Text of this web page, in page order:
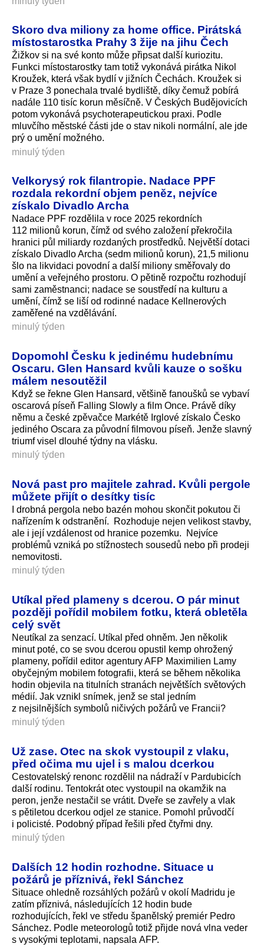
Skoro dva miliony za home office. Pirátská
místostarostka Prahy 3 žije na jihu Čech
Žižkov si na své konto může připsat další kuriozitu.
Funkci místostarostky tam totiž vykonává pirátka Nikol
Kroužek, která však bydlí v jižních Čechách. Kroužek si
v Praze 3 ponechala trvalé bydliště, díky čemuž pobírá
nadále 110 tisíc korun měsíčně. V Českých Budějovicích
potom vykonává psychoterapeutickou praxi. Podle
mluvčího městské části jde o stav nikoli normální, ale jde
prý o umění možného.
minulý týden
Velkorysý rok filantropie. Nadace PPF
rozdala rekordní objem peněz, nejvíce
získalo Divadlo Archa
Nadace PPF rozdělila v roce 2025 rekordních
112 milionů korun, čímž od svého založení překročila
hranici půl miliardy rozdaných prostředků. Největší dotaci
získalo Divadlo Archa (sedm milionů korun), 21,5 milionu
šlo na likvidaci povodní a další miliony směřovaly do
umění a veřejného prostoru. O pětině rozpočtu rozhodují
sami zaměstnanci; nadace se soustředí na kulturu a
umění, čímž se liší od rodinné nadace Kellnerových
zaměřené na vzdělávání.
minulý týden
Dopomohl Česku k jedinému hudebnímu
Oscaru. Glen Hansard kvůli kauze o sošku
málem nesoutěžil
Když se řekne Glen Hansard, většině fanoušků se vybaví
oscarová píseň Falling Slowly a film Once. Právě díky
němu a české zpěvačce Markétě Irglové získalo Česko
jediného Oscara za původní filmovou píseň. Jenže slavný
triumf visel dlouhé týdny na vlásku.
minulý týden
Nová past pro majitele zahrad. Kvůli pergole
můžete přijít o desítky tisíc
I drobná pergola nebo bazén mohou skončit pokutou či
nařízením k odstranění. Rozhoduje nejen velikost stavby,
ale i její vzdálenost od hranice pozemku. Nejvíce
problémů vzniká po stížnostech sousedů nebo při prodeji
nemovitosti.
minulý týden
Utíkal před plameny s dcerou. O pár minut
později pořídil mobilem fotku, která obletěla
celý svět
Neutíkal za senzací. Utíkal před ohněm. Jen několik
minut poté, co se svou dcerou opustil kemp ohrožený
plameny, pořídil editor agentury AFP Maximilien Lamy
obyčejným mobilem fotografii, která se během několika
hodin objevila na titulních stranách největších světových
médií. Jak vznikl snímek, jenž se stal jedním
z nejsilnějších symbolů ničivých požárů ve Francii?
minulý týden
Už zase. Otec na skok vystoupil z vlaku,
před očima mu ujel i s malou dcerkou
Cestovatelský renonc rozdělil na nádraží v Pardubicích
další rodinu. Tentokrát otec vystoupil na okamžik na
peron, jenže nestačil se vrátit. Dveře se zavřely a vlak
s pětiletou dcerkou odjel ze stanice. Pomohl průvodčí
i policisté. Podobný případ řešili před čtyřmi dny.
minulý týden
Dalších 12 hodin rozhodne. Situace u
požárů je příznivá, řekl Sánchez
Situace ohledně rozsáhlých požárů v okolí Madridu je
zatím příznivá, následujících 12 hodin bude
rozhodujících, řekl ve středu španělský premiér Pedro
Sánchez. Podle meteorologů totiž přijde nová vlna veder
s vysokými teplotami, napsala AFP.